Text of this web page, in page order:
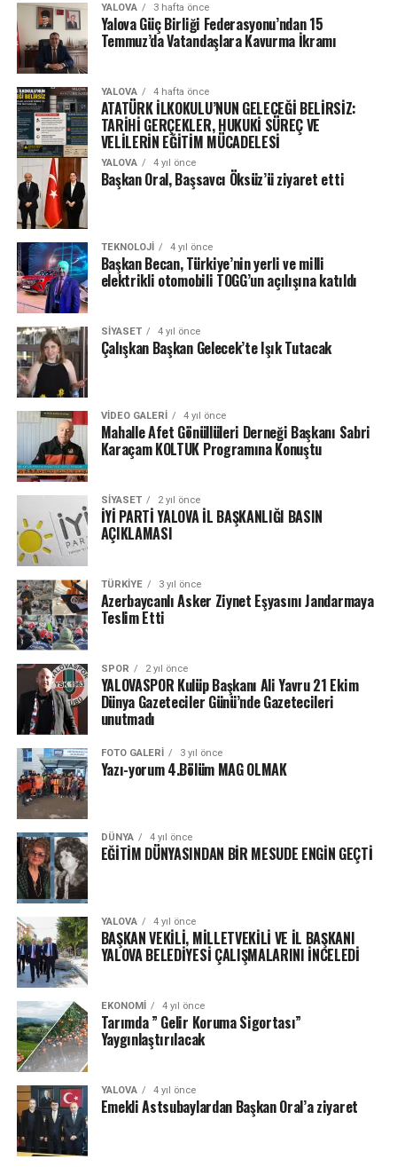
YALOVA 3 hafta önce
Yalova Güç Birliği Federasyonu’ndan 15
Temmuz’da Vatandaşlara Kavurma İkramı
YALOVA 4 hafta önce
ATATÜRK İLKOKULU’NUN GELECEĞİ BELİRSİZ:
TARİHİ GERÇEKLER, HUKUKİ SÜREÇ VE
VELİLERİN EĞİTİM MÜCADELESİ
YALOVA 4 yıl önce
Başkan Oral, Başsavcı Öksüz’ü ziyaret etti
TEKNOLOJI 4 yıl önce
Başkan Becan, Türkiye’nin yerli ve milli
elektrikli otomobili TOGG’un açılışına katıldı
SIYASET 4 yıl önce
Çalışkan Başkan Gelecek’te Işık Tutacak
VIDEO GALERI 4 yıl önce
Mahalle Afet Gönüllüleri Derneği Başkanı Sabri
Karaçam KOLTUK Programına Konuştu
SIYASET 2 yıl önce
İYİ PARTİ YALOVA İL BAŞKANLIĞI BASIN
AÇIKLAMASI
TÜRKIYE 3 yıl önce
Azerbaycanlı Asker Ziynet Eşyasını Jandarmaya
Teslim Etti
SPOR 2 yıl önce
YALOVASPOR Kulüp Başkanı Ali Yavru 21 Ekim
Dünya Gazeteciler Günü’nde Gazetecileri
unutmadı
FOTO GALERI 3 yıl önce
Yazı-yorum 4.Bölüm MAG OLMAK
DÜNYA 4 yıl önce
EĞİTİM DÜNYASINDAN BİR MESUDE ENGİN GEÇTİ
YALOVA 4 yıl önce
BAŞKAN VEKİLİ, MİLLETVEKİLİ VE İL BAŞKANI
YALOVA BELEDİYESİ ÇALIŞMALARINI İNCELEDİ
EKONOMI 4 yıl önce
Tarımda ” Gelir Koruma Sigortası”
Yaygınlaştırılacak
YALOVA 4 yıl önce
Emekli Astsubaylardan Başkan Oral’a ziyaret